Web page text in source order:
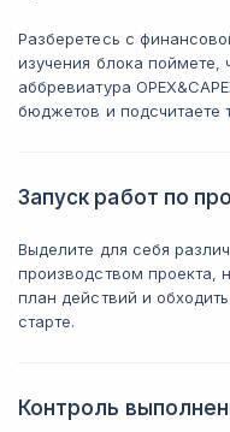
Разберетесь с
изучения блока поймете,
аббревиатура
бюджетов и подсчитаете
Запуск работ по
Выделите для себя
производством проекта,
план действий и
старте.
Контроль